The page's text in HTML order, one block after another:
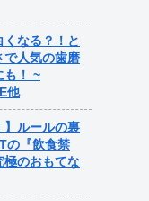
なる？！と
で人気の歯磨
も！ ~
他
】ルールの裏
の『飲食禁
極のおもてな